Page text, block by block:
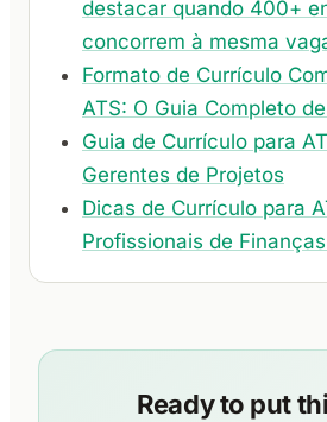
destacar quando 400+
concorrem à mesma
Formato de Currículo
ATS: O Guia Completo
Guia de Currículo para
Gerentes de Projetos
Dicas de Currículo para
Profissionais de
Ready to put